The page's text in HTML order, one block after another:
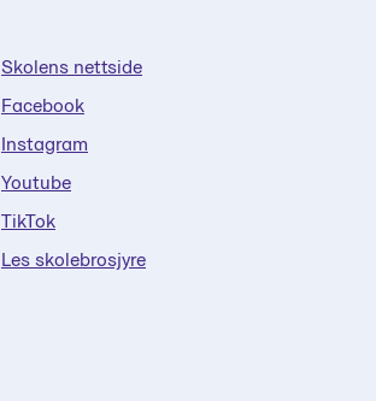
Skolens nettside
Facebook
Instagram
Youtube
TikTok
Les skolebrosjyre